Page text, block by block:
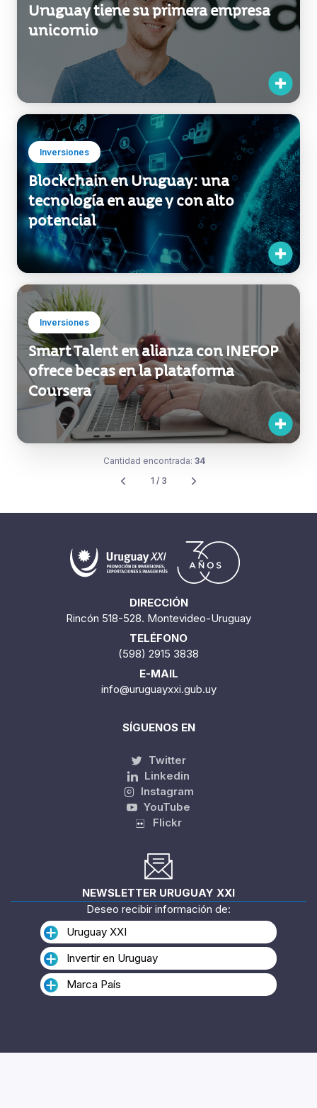
Inversiones
Blockchain en Uruguay: una
tecnología en auge y con alto
potencial
Inversiones
Smart Talent en alianza con INEFOP
ofrece becas en la plataforma
Coursera
Cantidad encontrada:34
1 / 3
DIRECCIÓN
Rincón 518-528. Montevideo-Uruguay
TELÉFONO
(598) 2915 3838
E-MAIL
info@uruguayxxi.gub.uy
SÍGUENOS EN
Twitter
Linkedin
Instagram
YouTube
Flickr
NEWSLETTER URUGUAY XXI
Deseo recibir información de:
Uruguay XXI
Invertir en Uruguay
Marca País